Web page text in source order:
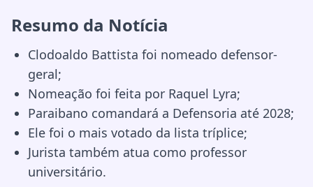
Resumo da Notícia
Clodoaldo Battista foi nomeado defensor-
geral;
Nomeação foi feita por Raquel Lyra;
Paraibano comandará a Defensoria até 2028;
Ele foi o mais votado da lista tríplice;
Jurista também atua como professor
universitário.